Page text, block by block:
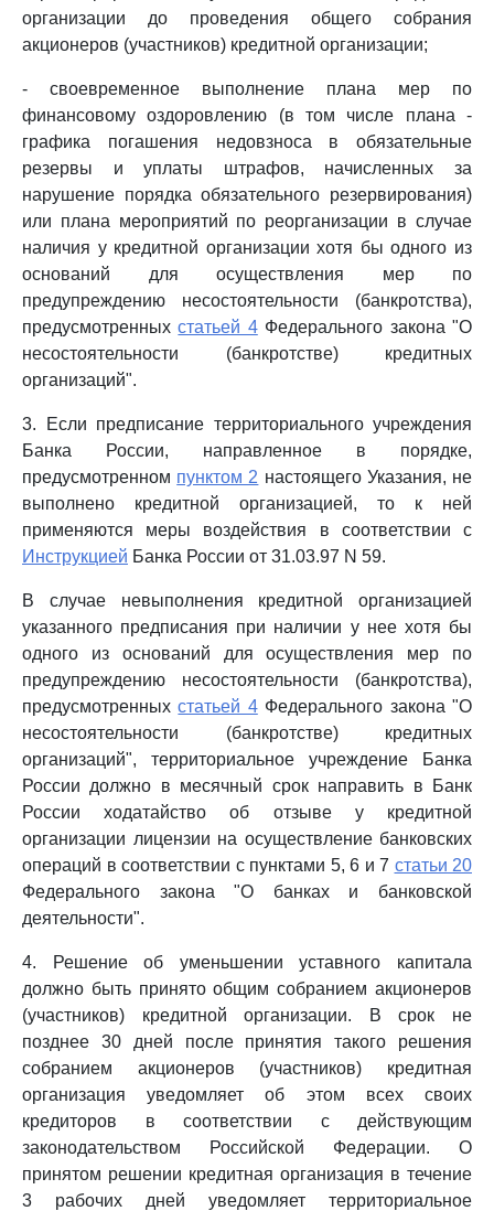
организации до проведения общего собрания
акционеров (участников) кредитной организации;
- своевременное выполнение плана мер по
финансовому оздоровлению (в том числе плана -
графика погашения недовзноса в обязательные
резервы и уплаты штрафов, начисленных за
нарушение порядка обязательного резервирования)
или плана мероприятий по реорганизации в случае
наличия у кредитной организации хотя бы одного из
оснований для осуществления мер по
предупреждению несостоятельности (банкротства),
предусмотренныхстатьей 4Федерального закона "О
несостоятельности (банкротстве) кредитных
организаций".
3. Если предписание территориального учреждения
Банка России, направленное в порядке,
предусмотренном пунктом 2 настоящего Указания, не
выполнено кредитной организацией, то к ней
применяются меры воздействия в соответствии с
Инструкцией Банка России от 31.03.97 N 59.
В случае невыполнения кредитной организацией
указанного предписания при наличии у нее хотя бы
одного из оснований для осуществления мер по
предупреждению несостоятельности (банкротства),
предусмотренныхстатьей 4Федерального закона "О
несостоятельности (банкротстве) кредитных
организаций", территориальное учреждение Банка
России должно в месячный срок направить в Банк
России ходатайство об отзыве у кредитной
организации лицензии на осуществление банковских
операций в соответствии с пунктами 5, 6 и 7 статьи 20
Федерального закона "О банках и банковской
деятельности".
4. Решение об уменьшении уставного капитала
должно быть принято общим собранием акционеров
(участников) кредитной организации. В срок не
позднее 30 дней после принятия такого решения
собранием акционеров (участников) кредитная
организация уведомляет об этом всех своих
кредиторов в соответствии с действующим
законодательством Российской Федерации. О
принятом решении кредитная организация в течение
3 рабочих дней уведомляет территориальное